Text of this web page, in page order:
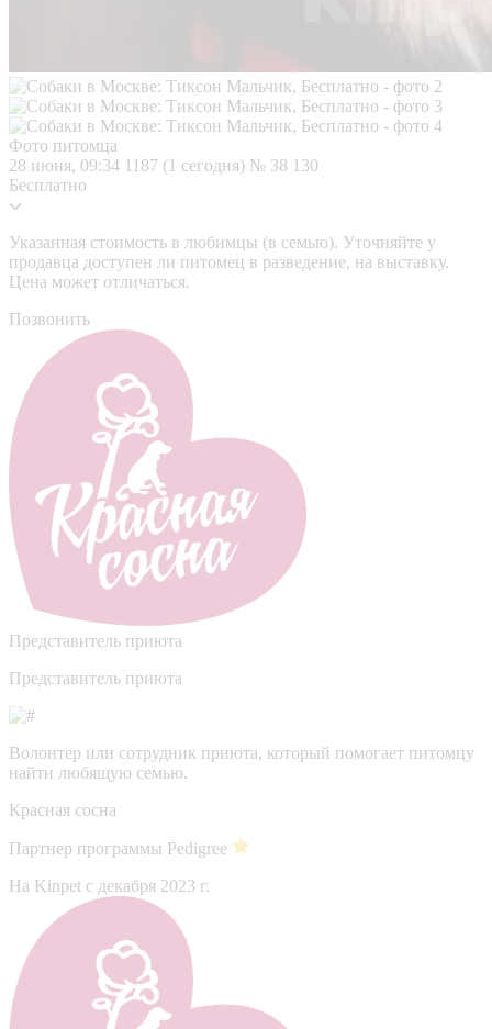
Фото питомца
28 июня, 09:34 1187 (1 сегодня) № 38 130
Бесплатно
Указанная стоимость в любимцы (в семью). Уточняйте у
продавца доступен ли питомец в разведение, на выставку.
Цена может отличаться.
Позвонить
Представитель приюта
Представитель приюта
Волонтер или сотрудник приюта, который помогает питомцу
найти любящую семью.
Красная сосна
Партнер программы Pedigree
На Kinpet c декабря 2023 г.